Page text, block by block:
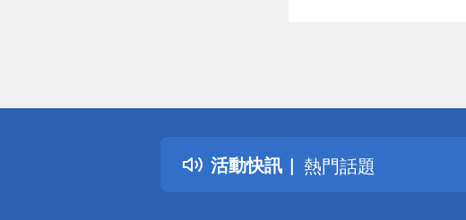
活動快訊
詐騙網頁！請小心！
得獎公告
熱門話題
銀行優惠